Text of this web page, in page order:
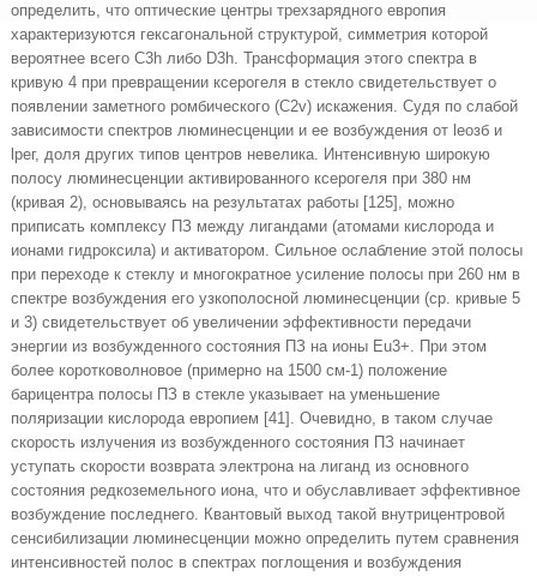
определить, что оптические центры трехзарядного европия
характеризуются гексагональной структурой, симметрия которой
вероятнее всего C3h либо D3h. Трансформация этого спектра в
кривую 4 при превращении ксерогеля в стекло свидетельствует о
появлении заметного ромбического (C2v) искажения. Судя по слабой
зависимости спектров люминесценции и ее возбуждения от leозб и
lрег, доля других типов центров невелика. Интенсивную широкую
полосу люминесценции активированного ксерогеля при 380 нм
(кривая 2), основываясь на результатах работы [125], можно
приписать комплексу ПЗ между лигандами (атомами кислорода и
ионами гидроксила) и активатором. Сильное ослабление этой полосы
при переходе к стеклу и многократное усиление полосы при 260 нм в
спектре возбуждения его узкополосной люминесценции (ср. кривые 5
и 3) свидетельствует об увеличении эффективности передачи
энергии из возбужденного состояния ПЗ на ионы Eu3+. При этом
более коротковолновое (примерно на 1500 см-1) положение
барицентра полосы ПЗ в стекле указывает на уменьшение
поляризации кислорода европием [41]. Очевидно, в таком случае
скорость излучения из возбужденного состояния ПЗ начинает
уступать скорости возврата электрона на лиганд из основного
состояния редкоземельного иона, что и обуславливает эффективное
возбуждение последнего. Квантовый выход такой внутрицентровой
сенсибилизации люминесценции можно определить путем сравнения
интенсивностей полос в спектрах поглощения и возбуждения